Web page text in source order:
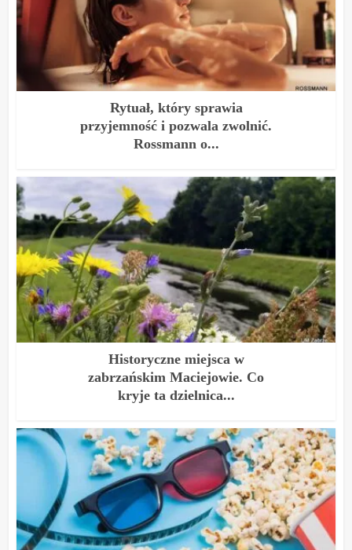
Rytuał, który sprawia
przyjemność i pozwala zwolnić.
Rossmann o...
Historyczne miejsca w
zabrzańskim Maciejowie. Co
kryje ta dzielnica...